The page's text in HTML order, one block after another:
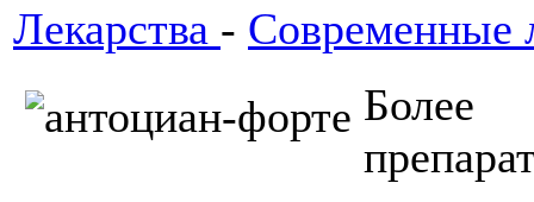
Лекарства - Современные
Более